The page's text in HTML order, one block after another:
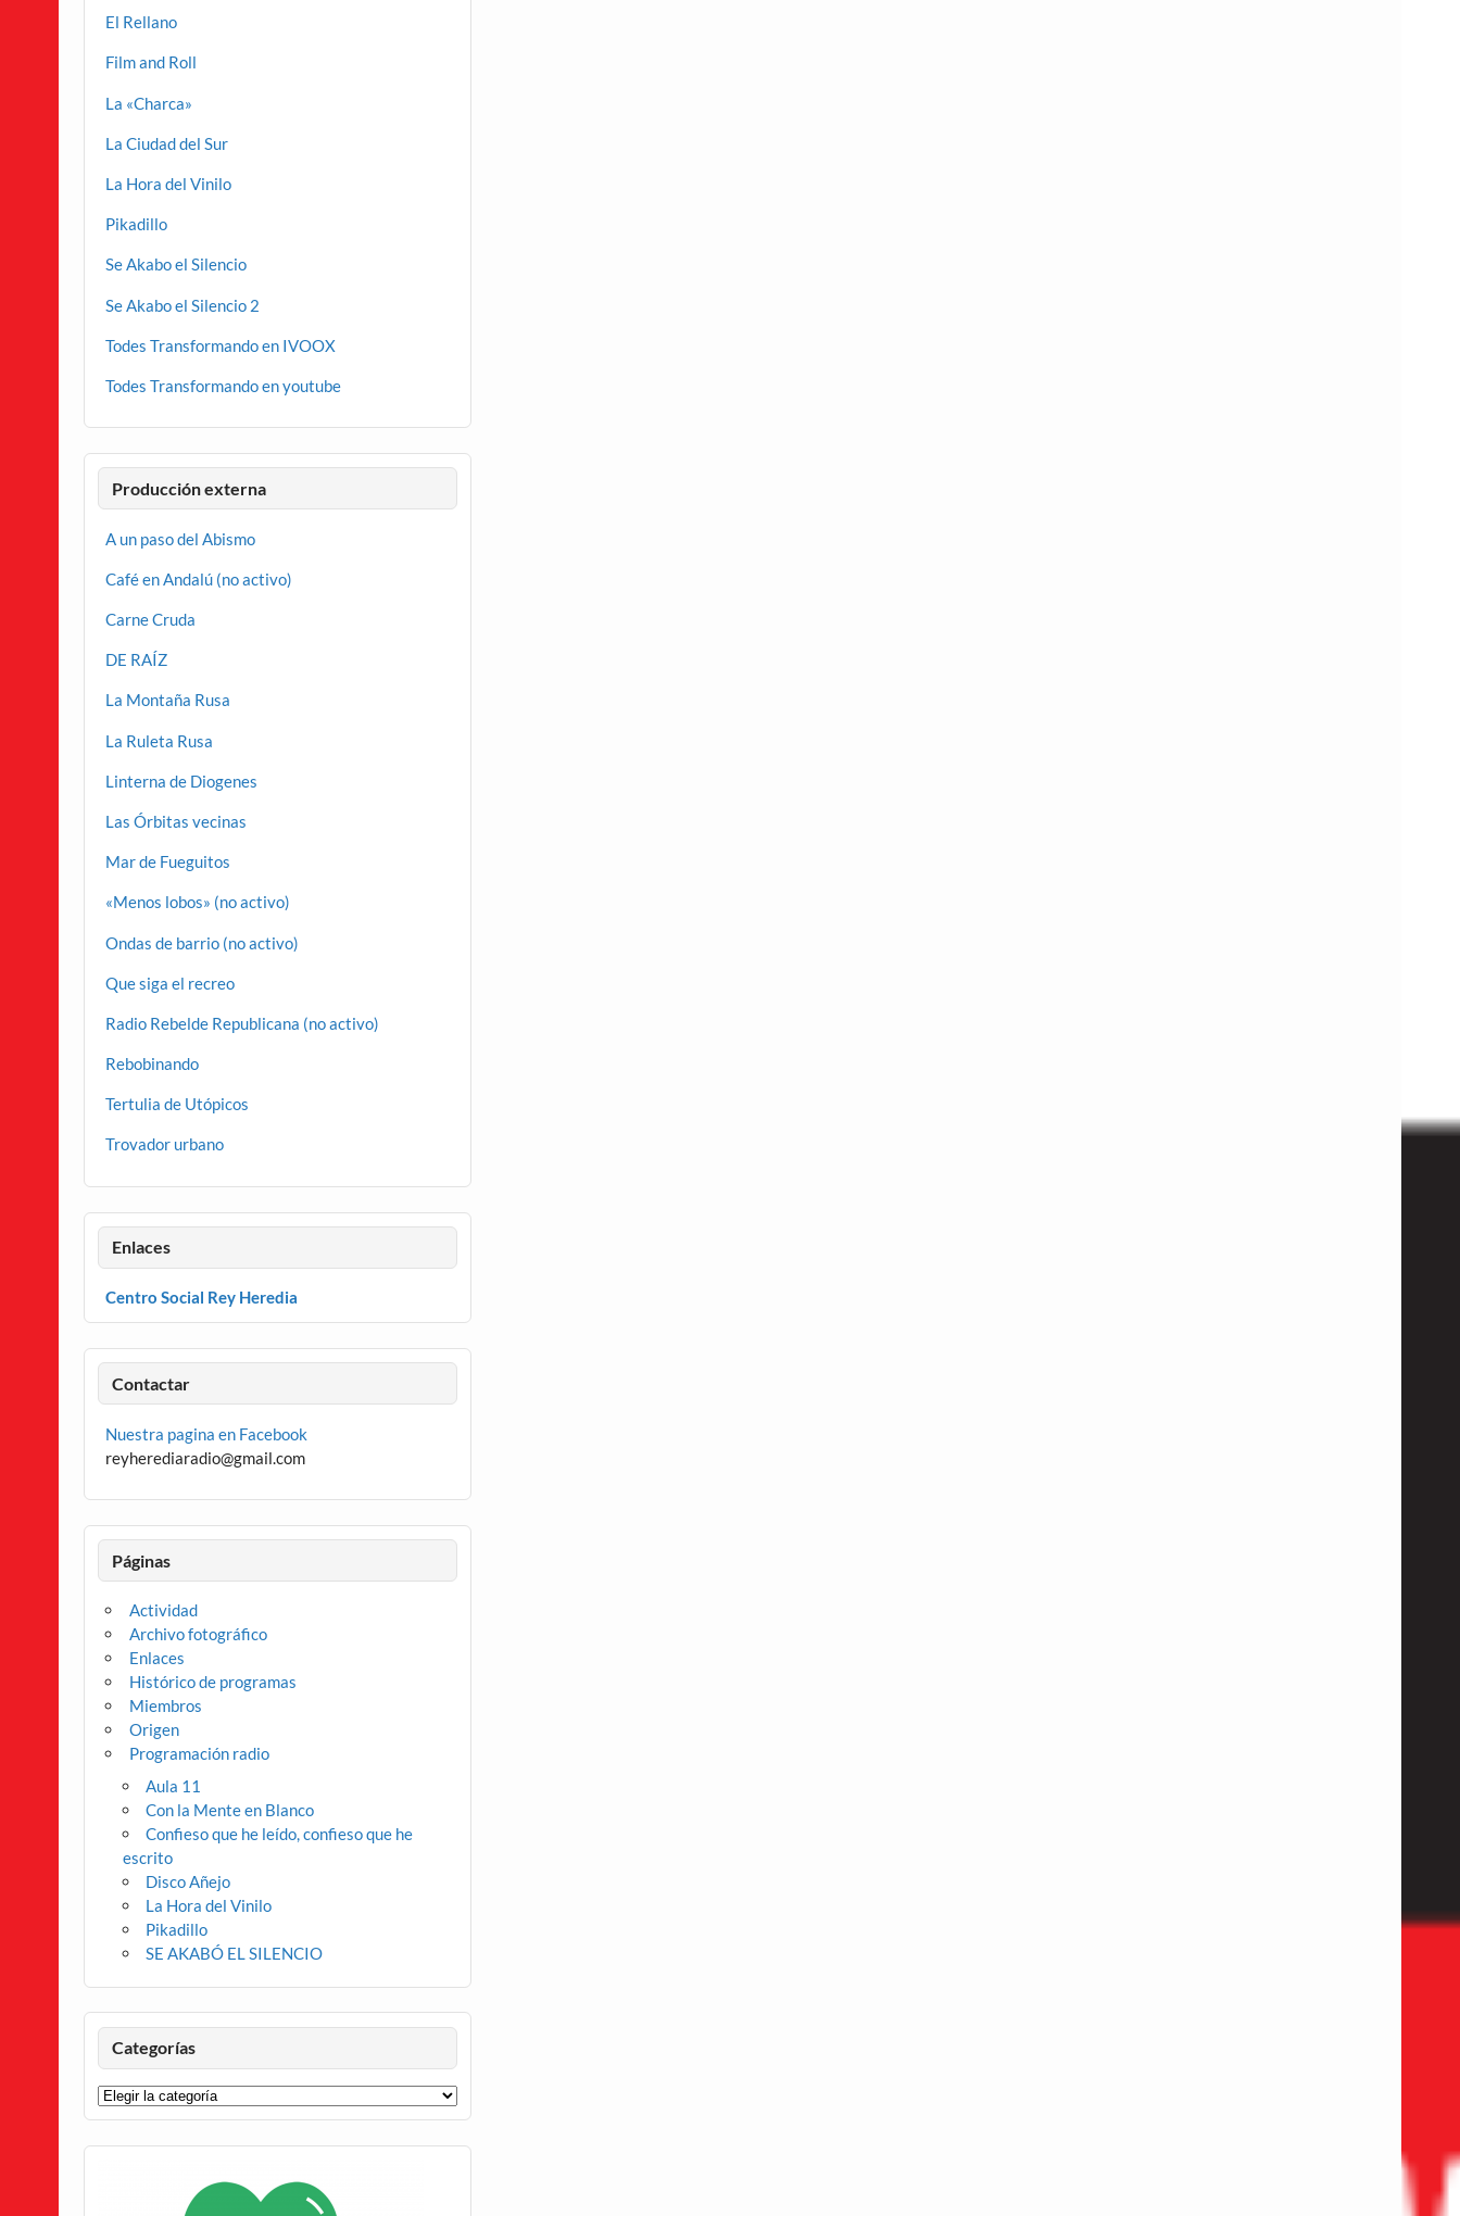
El Rellano
Film and Roll
La «Charca»
La Ciudad del Sur
La Hora del Vinilo
Pikadillo
Se Akabo el Silencio
Se Akabo el Silencio 2
Todes Transformando en IVOOX
Todes Transformando en youtube
Producción externa
A un paso del Abismo
Café en Andalú (no activo)
Carne Cruda
DE RAÍZ
La Montaña Rusa
La Ruleta Rusa
Linterna de Diogenes
Las Órbitas vecinas
Mar de Fueguitos
«Menos lobos» (no activo)
Ondas de barrio (no activo)
Que siga el recreo
Radio Rebelde Republicana (no activo)
Rebobinando
Tertulia de Utópicos
Trovador urbano
Enlaces
Centro Social Rey Heredia
Contactar
Nuestra pagina en Facebook
reyherediaradio@gmail.com
Páginas
Actividad
Archivo fotográfico
Enlaces
Histórico de programas
Miembros
Origen
Programación radio
Aula 11
Con la Mente en Blanco
Confieso que he leído, confieso que he
escrito
Disco Añejo
La Hora del Vinilo
Pikadillo
SE AKABÓ EL SILENCIO
Categorías
Categorías